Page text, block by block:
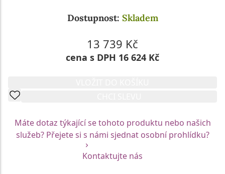
Dostupnost: Skladem
13 739 Kč
cena s DPH 16 624 Kč
Máte dotaz týkající se tohoto produktu nebo našich
služeb? Přejete si s námi sjednat osobní prohlídku?
Kontaktujte nás